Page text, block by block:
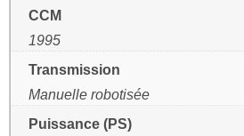
CCM
1995
Transmission
Manuelle robotisée
Puissance (PS)